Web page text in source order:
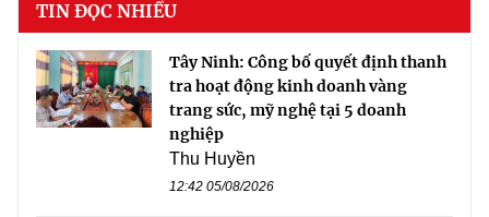
TIN ĐỌC NHIỀU
Tây Ninh: Công bố quyết định thanh
tra hoạt động kinh doanh vàng
trang sức, mỹ nghệ tại 5 doanh
nghiệp
Thu Huyền
12:42 05/08/2026